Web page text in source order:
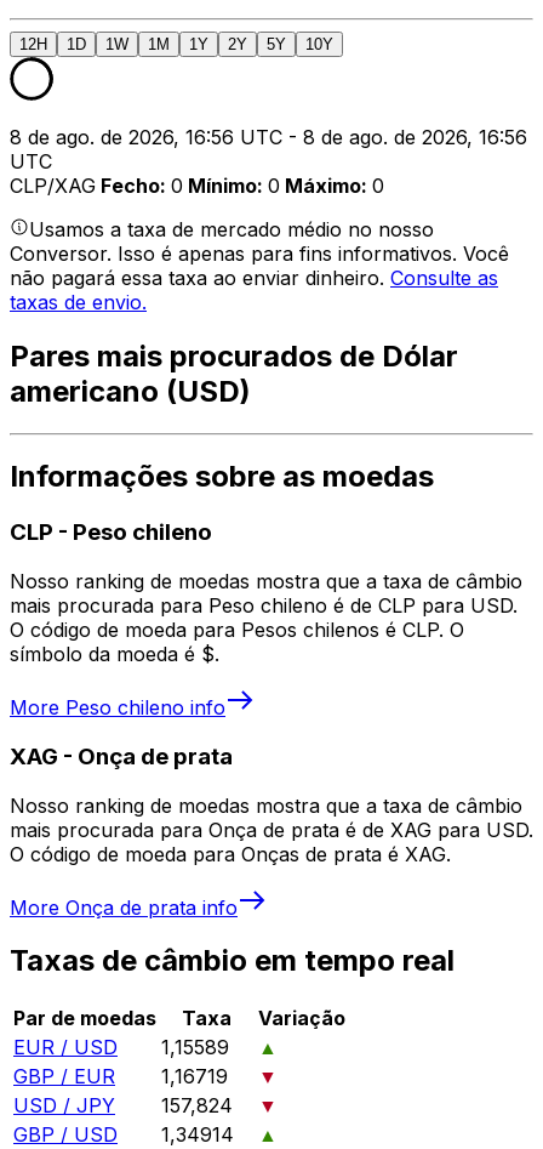
12H 1D 1W 1M 1Y 2Y 5Y 10Y
8 de ago. de 2026, 16:56 UTC - 8 de ago. de 2026, 16:56
UTC
CLP/XAG Fecho: 0 Mínimo: 0 Máximo: 0
Usamos a taxa de mercado médio no nosso
Conversor. Isso é apenas para fins informativos. Você
não pagará essa taxa ao enviar dinheiro. Consulte as
taxas de envio.
Pares mais procurados de Dólar
americano (USD)
Informações sobre as moedas
CLP - Peso chileno
Nosso ranking de moedas mostra que a taxa de câmbio
mais procurada para Peso chileno é de CLP para USD.
O código de moeda para Pesos chilenos é CLP. O
símbolo da moeda é $.
More Peso chileno info
XAG - Onça de prata
Nosso ranking de moedas mostra que a taxa de câmbio
mais procurada para Onça de prata é de XAG para USD.
O código de moeda para Onças de prata é XAG.
More Onça de prata info
Taxas de câmbio em tempo real
Par de moedas Taxa
Variação
EUR / USD
1,15589
▲
GBP / EUR
1,16719
▼
USD / JPY
157,824
▼
GBP / USD
1,34914
▲